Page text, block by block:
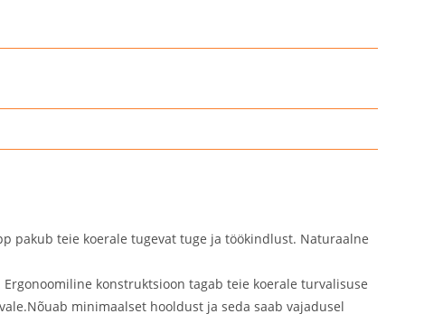
pakub teie koerale tugevat tuge ja töökindlust. Naturaalne
konstruktsioon tagab teie koerale turvalisuse
minimaalset hooldust ja seda saab vajadusel